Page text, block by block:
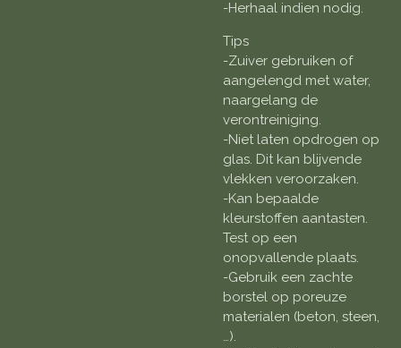
-Herhaal indien nodig.
Tips
-Zuiver gebruiken of
aangelengd met water,
naargelang de
verontreiniging.
-Niet laten opdrogen op
glas. Dit kan blijvende
vlekken veroorzaken.
-Kan bepaalde
kleurstoffen aantasten.
Test op een
onopvallende plaats.
-Gebruik een zachte
borstel op poreuze
materialen (beton, steen,
…).